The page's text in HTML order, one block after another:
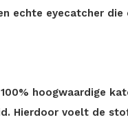
echte eyecatcher
hoogwaardige
Hierdoor voelt de